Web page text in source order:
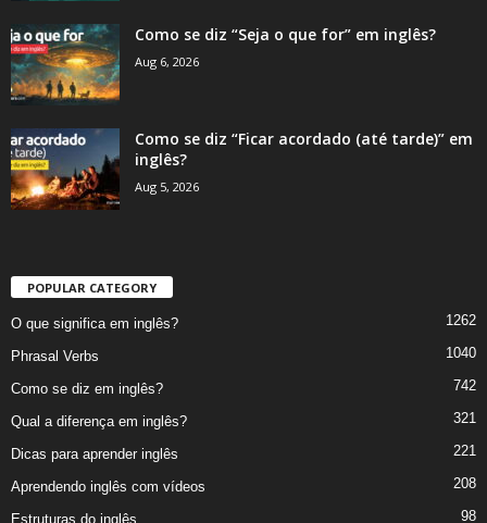
Como se diz “Seja o que for” em inglês?
Aug 6, 2026
Como se diz “Ficar acordado (até tarde)” em
inglês?
Aug 5, 2026
POPULAR CATEGORY
O que significa em inglês? 1262
Phrasal Verbs 1040
Como se diz em inglês? 742
Qual a diferença em inglês? 321
Dicas para aprender inglês 221
Aprendendo inglês com vídeos 208
Estruturas do inglês 98